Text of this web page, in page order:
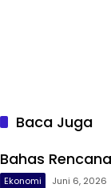
Baca Juga
Bahas
Ekonomi Juni 6, 2026